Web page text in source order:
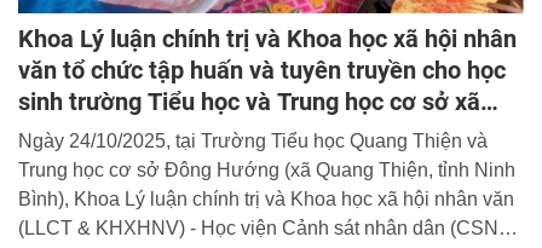
Khoa Lý luận chính trị và Khoa học xã hội nhân
văn tổ chức tập huấn và tuyên truyền cho học
sinh trường Tiểu học và Trung học cơ sở xã
Quang Thiện, tỉnh Ninh Bình
Ngày 24/10/2025, tại Trường Tiểu học Quang Thiện và
Trung học cơ sở Đông Hướng (xã Quang Thiện, tỉnh Ninh
Bình), Khoa Lý luận chính trị và Khoa học xã hội nhân văn
(LLCT & KHXHNV) - Học viện Cảnh sát nhân dân (CSND)